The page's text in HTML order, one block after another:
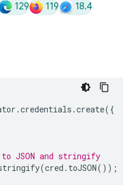
129 119 18.4
.credentials .create({
JSON and stringify
(cred . toJSON());